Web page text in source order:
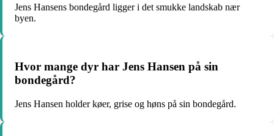
Jens Hansens bondegård ligger i det smukke landskab nær
byen.
Hvor mange dyr har Jens Hansen på sin
bondegård?
Jens Hansen holder køer, grise og høns på sin bondegård.